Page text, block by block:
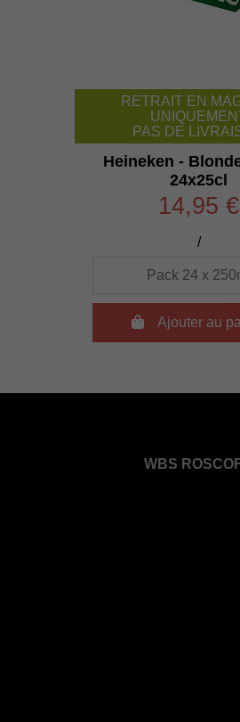
RETRAIT EN
PAS DE
Heineken -
24x25cl
14,95 €
/
Ajouter au
WBS